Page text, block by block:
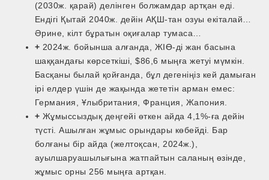
(2030ж. қарай) делінген болжамдар артқан еді.
Ендігі Қытай 2040ж. дейін АҚШ­-тан озуы екіталай…
Әрине, кілт бұратын оқиғалар тумаса…
+ 2024ж. бойынша алғанда, ЖІӨ-ді жан басына
шаққандағы көрсеткіші, $86,6 мыңға жетуі мүмкін.
Басқаны былай қойғанда, бұл дегеніңіз кей дамыған
ірі елдер үшін де жақында жететін арман емес:
Германия, Ұлыбритания, Франция, Жапония.
+ Жұмыссыздық деңгейі өткен айда 4,1%-ға дейін
түсті. Ашылған жұмыс орындары көбейді. Бар
болғаны бір айда (желтоқсан, 2024ж.),
ауылшаруашылығына жатпайтын саланың өзінде,
жұмыс орны 256 мыңға артқан.